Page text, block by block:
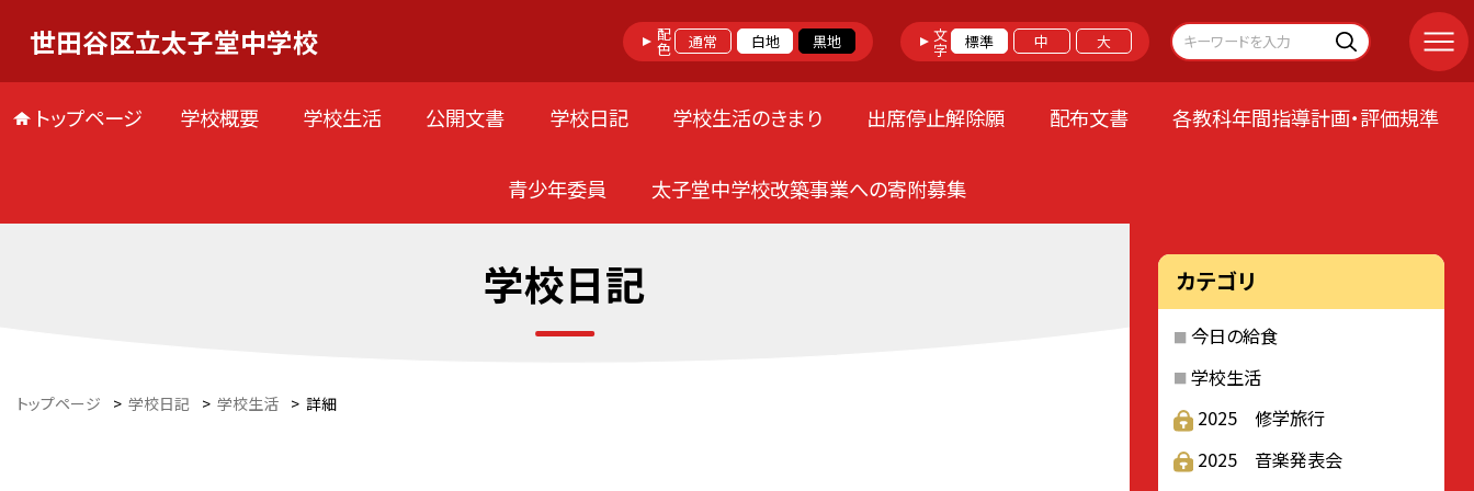
世田谷区立太子堂中学校 配色 通常 白地 黒地 文字 標準 中 大
トップページ 学校概要 学校生活 公開文書 学校日記 学校生活のきまり 出席停止解除願 配布文書 各教科年間指導計画・評価規準
青少年委員 太子堂中学校改築事業への寄附募集
学校日記
トップページ > 学校日記 > 学校生活 > 詳細
カテゴリ
今日の給食
学校生活
2025 修学旅行
2025 音楽発表会